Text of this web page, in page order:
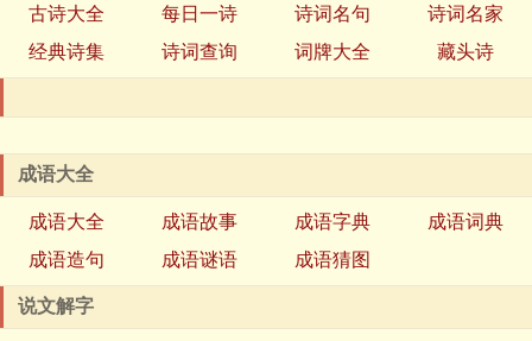
古诗大全 每日一诗 诗词名句
诗词名家
经典诗集
诗词查询 词牌大全 藏头诗
成语大全
成语大全 成语故事 成语字典
成语词典
成语造句
成语谜语 成语猜图
说文解字